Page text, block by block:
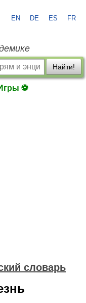
EN DE ES FR
Найти!
⚽
словарь